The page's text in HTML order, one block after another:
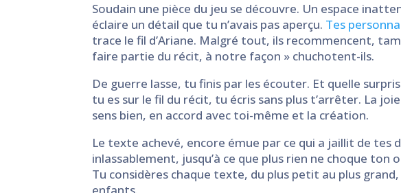
Soudain une pièce du jeu se découvre. Un espace
éclaire un détail que tu n’avais pas aperçu. Tes
trace le fil d’Ariane. Malgré tout, ils recommencent,
faire partie du récit, à notre façon » chuchotent-ils.
De guerre lasse, tu finis par les écouter. Et quelle
tu es sur le fil du récit, tu écris sans plus t’arrêter. La
sens bien, en accord avec toi-même et la création.
Le texte achevé, encore émue par ce qui a jaillit de
inlassablement, jusqu’à ce que plus rien ne choque ton
Tu considères chaque texte, du plus petit au plus